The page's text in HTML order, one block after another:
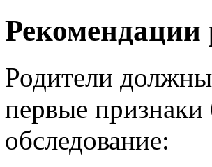
Рекомендации
Родители должны
первые признаки
обследование: